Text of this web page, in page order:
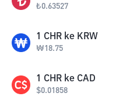
₺0.63527
1 CHR ke KRW
₩18.75
1 CHR ke CAD
$0.01858